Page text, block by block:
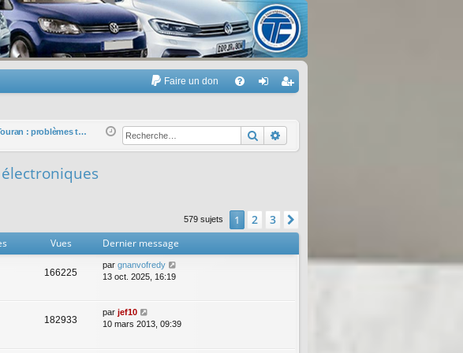
Faire un don
Q ne
xi
nr
eg
r
Touran : problèmes touchant les équipements électriques et électroniques Rechercher
579 sujets 1 2 3
Vues Dernier message
166225
par gnanvofredy
13 oct. 2025, 16:19
182933
par jef10
10 mars 2013, 09:39